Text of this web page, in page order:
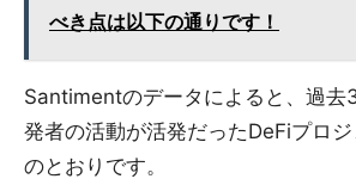
べき点は以下の通りです！
Santimentのデータによると、過去
発者の活動が活発だったDeFiプロ
のとおりです。